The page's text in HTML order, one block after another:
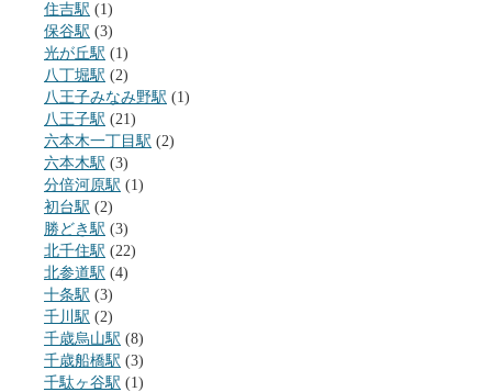
住吉駅 (1)
保谷駅 (3)
光が丘駅 (1)
八丁堀駅 (2)
八王子みなみ野駅 (1)
八王子駅 (21)
六本木一丁目駅 (2)
六本木駅 (3)
分倍河原駅 (1)
初台駅 (2)
勝どき駅 (3)
北千住駅 (22)
北参道駅 (4)
十条駅 (3)
千川駅 (2)
千歳烏山駅 (8)
千歳船橋駅 (3)
千駄ヶ谷駅 (1)